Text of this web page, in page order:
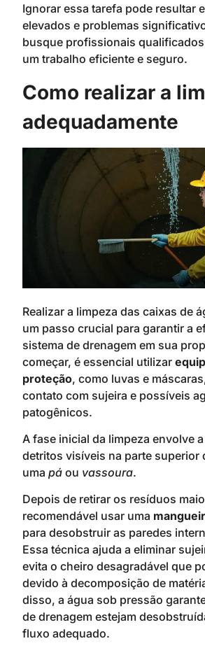
Ignorar essa tarefa pode resultar
elevados e problemas
busque profissionais
um trabalho eficiente e seguro.
Como realizar a
adequadamente
Realizar a limpeza das caixas de
um passo crucial para garantir a
sistema de drenagem em sua
começar, é essencial utilizar
proteção, como luvas e
contato com sujeira e possíveis
patogênicos.
A fase inicial da limpeza envolve
detritos visíveis na parte superior
uma pá ou vassoura.
Depois de retirar os resíduos
recomendável usar uma
para desobstruir as paredes
Essa técnica ajuda a eliminar
evita o cheiro desagradável que
devido à decomposição de
disso, a água sob pressão
de drenagem estejam
fluxo adequado.